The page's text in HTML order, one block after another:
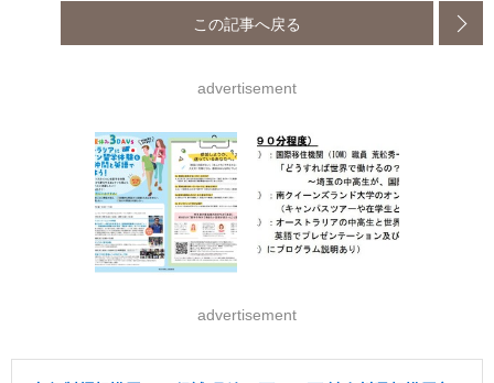
この記事へ戻る
advertisement
advertisement